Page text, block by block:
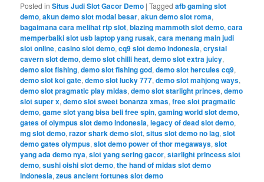
Posted in Situs Judi Slot Gacor Demo |Tagged afb gaming slot
demo,akun demo slot modal besar,akun demo slot roma,
bagaimana cara melihat rtp slot,blazing mammoth slot demo,cara
memperbaiki slot usb laptop yang rusak,cara menang main judi
slot online,casino slot demo,cq9 slot demo indonesia,crystal
cavern slot demo,demo slot chilli heat,demo slot extra juicy,
demo slot fishing,demo slot fishing god,demo slot hercules cq9,
demo slot koi gate,demo slot lucky 777,demo slot mahjong ways,
demo slot pragmatic play midas,demo slot starlight princes,demo
slot super x,demo slot sweet bonanza xmas,free slot pragmatic
demo,game slot yang bisa beli free spin,gaming world slot demo,
gates of olympus slot demo indonesia,legacy of dead slot demo,
mg slot demo,razor shark demo slot,situs slot demo no lag,slot
demo gates olympus,slot demo power of thor megaways,slot
yang ada demo nya,slot yang sering gacor,starlight princess slot
demo,sushi oishi slot demo,the hand of midas slot demo
indonesia,zeus ancient fortunes slot demo